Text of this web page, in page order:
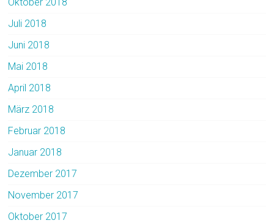
Juli 2018
Juni 2018
Mai 2018
April 2018
März 2018
Februar 2018
Januar 2018
Dezember 2017
November 2017
Oktober 2017